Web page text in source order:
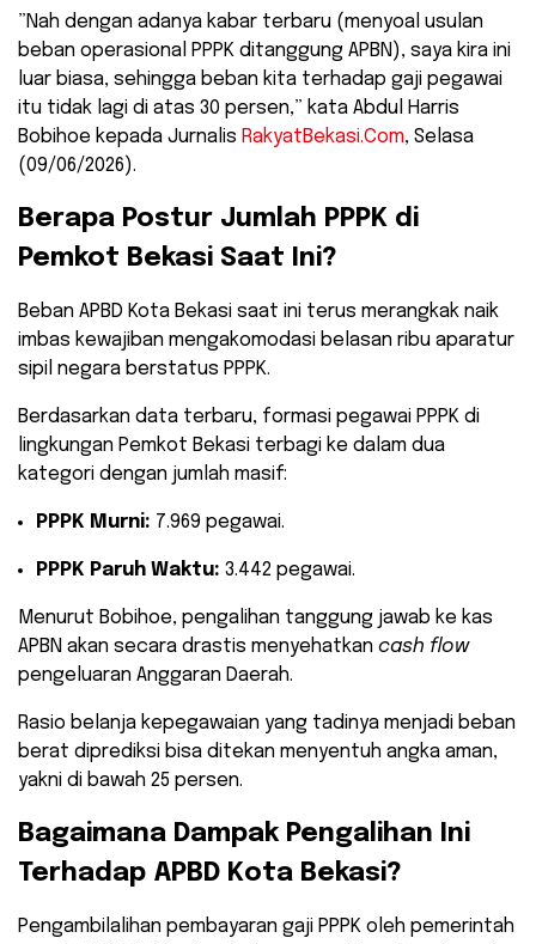
​”Nah dengan adanya kabar terbaru (menyoal usulan
beban operasional PPPK ditanggung APBN), saya kira ini
luar biasa, sehingga beban kita terhadap gaji pegawai
itu tidak lagi di atas 30 persen,” kata Abdul Harris
Bobihoe kepada Jurnalis RakyatBekasi.Com, Selasa
(09/06/2026).
​Berapa Postur Jumlah PPPK di
Pemkot Bekasi Saat Ini?
​Beban APBD Kota Bekasi saat ini terus merangkak naik
imbas kewajiban mengakomodasi belasan ribu aparatur
sipil negara berstatus PPPK.
Berdasarkan data terbaru, formasi pegawai PPPK di
lingkungan Pemkot Bekasi terbagi ke dalam dua
kategori dengan jumlah masif:
PPPK Murni: 7.969 pegawai.
PPPK Paruh Waktu: 3.442 pegawai.
​Menurut Bobihoe, pengalihan tanggung jawab ke kas
APBN akan secara drastis menyehatkan cash flow
pengeluaran Anggaran Daerah.
Rasio belanja kepegawaian yang tadinya menjadi beban
berat diprediksi bisa ditekan menyentuh angka aman,
yakni di bawah 25 persen.
​Bagaimana Dampak Pengalihan Ini
Terhadap APBD Kota Bekasi?
​Pengambilalihan pembayaran gaji PPPK oleh pemerintah